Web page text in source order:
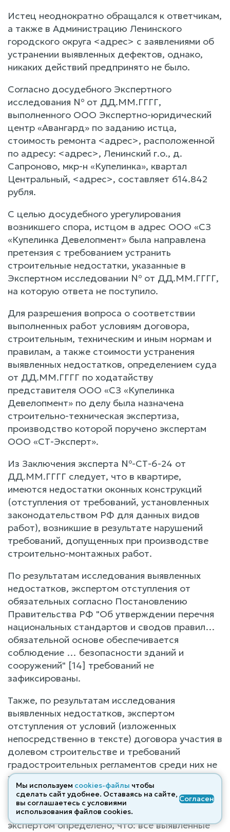
Истец неоднократно обращался к ответчикам,
а также в Администрацию Ленинского
городского округа <адрес> с заявлениями об
устранении выявленных дефектов, однако,
никаких действий предпринято не было.
Согласно досудебного Экспертного
исследования № от ДД.ММ.ГГГГ,
выполненного ООО Экспертно-юридический
центр «Авангард» по заданию истца,
стоимость ремонта <адрес>, расположенной
по адресу: <адрес>, Ленинский г.о., д.
Сапроново, мкр-н «Купелинка», квартал
Центральный, <адрес>, составляет 614.842
рубля.
С целью досудебного урегулирования
возникшего спора, истцом в адрес ООО «СЗ
«Купелинка Девелопмент» была направлена
претензия с требованием устранить
строительные недостатки, указанные в
Экспертном исследовании № от ДД.ММ.ГГГГ,
на которую ответа не поступило.
Для разрешения вопроса о соответствии
выполненных работ условиям договора,
строительным, техническим и иным нормам и
правилам, а также стоимости устранения
выявленных недостатков, определением суда
от ДД.ММ.ГГГГ по ходатайству
представителя ООО «СЗ «Купелинка
Девелопмент» по делу была назначена
строительно-техническая экспертиза,
производство которой поручено экспертам
ООО «СТ-Эксперт».
Из Заключения эксперта №-СТ-6-24 от
ДД.ММ.ГГГГ следует, что в квартире,
имеются недостатки оконных конструкций
(отступления от требований, установленных
законодательством РФ для данных видов
работ), возникшие в результате нарушений
требований, допущенных при производстве
строительно-монтажных работ.
По результатам исследования выявленных
недостатков, экспертом отступления от
обязательных согласно Постановлению
Правительства РФ "Об утверждении перечня
национальных стандартов и сводов правил…
обязательной основе обеспечивается
соблюдение … безопасности зданий и
сооружений" [14] требований не
зафиксированы.
Также, по результатам исследования
выявленных недостатков, экспертом
отступления от условий (изложенных
непосредственно в тексте) договора участия в
долевом строительстве и требований
градостроительных регламентов среди них не
зафиксированы.
По результатам исследования, а также исходя
из опыта аналогичных исследований,
экспертом определено, что: все выявленные
Мы используем cookies-файлы чтобы
сделать сайт удобнее. Оставаясь на сайте,
вы соглашаетесь с условиями
использования файлов cооkies.
Согласен